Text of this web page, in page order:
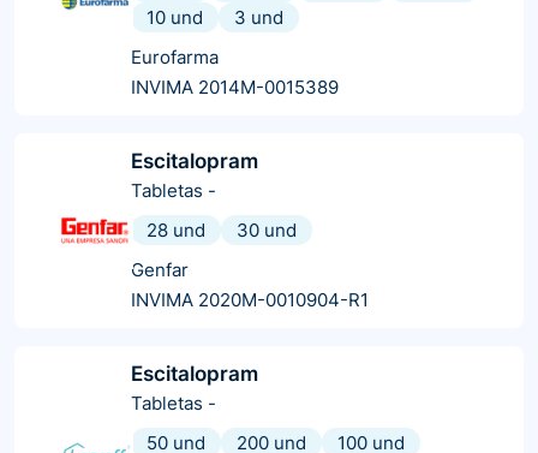
10 und
3 und
Eurofarma
INVIMA 2014M-0015389
Escitalopram
Tabletas -
28 und
30 und
Genfar
INVIMA 2020M-0010904-R1
Escitalopram
Tabletas -
50 und
200 und
100 und